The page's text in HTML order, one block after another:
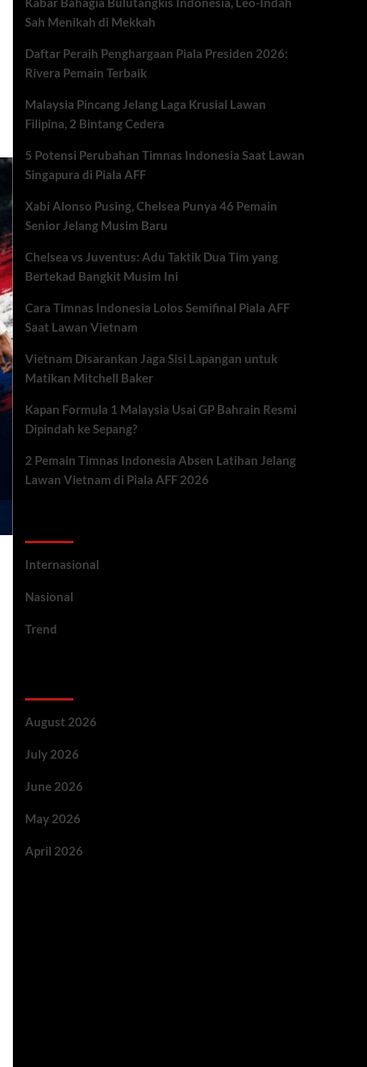
Sah Menikah di Mekkah
Daftar Peraih Penghargaan Piala Presiden 2026:
Rivera Pemain Terbaik
Malaysia Pincang Jelang Laga Krusial Lawan
Filipina, 2 Bintang Cedera
5 Potensi Perubahan Timnas Indonesia Saat Lawan
Singapura di Piala AFF
Xabi Alonso Pusing, Chelsea Punya 46 Pemain
Senior Jelang Musim Baru
Chelsea vs Juventus: Adu Taktik Dua Tim yang
Bertekad Bangkit Musim Ini
Cara Timnas Indonesia Lolos Semifinal Piala AFF
Saat Lawan Vietnam
Vietnam Disarankan Jaga Sisi Lapangan untuk
Matikan Mitchell Baker
Kapan Formula 1 Malaysia Usai GP Bahrain Resmi
Dipindah ke Sepang?
2 Pemain Timnas Indonesia Absen Latihan Jelang
Lawan Vietnam di Piala AFF 2026
Internasional
Nasional
Trend
August 2026
July 2026
June 2026
May 2026
April 2026